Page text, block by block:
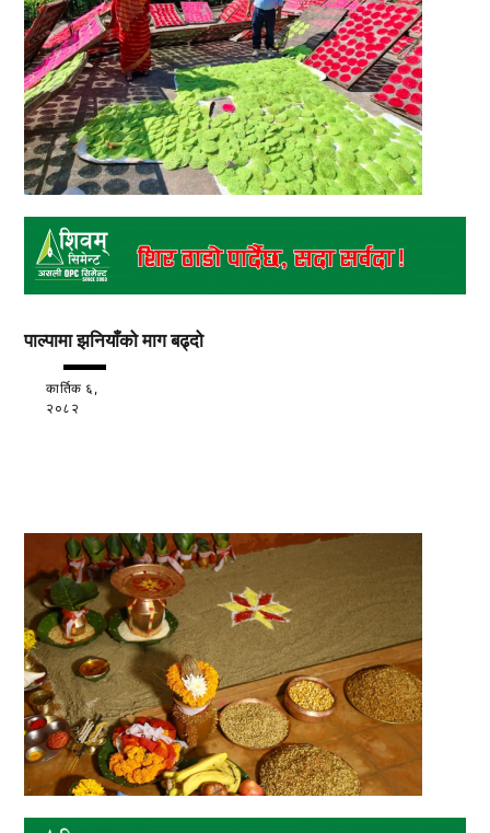
पाल्पामा झनियाँको माग बढ्दो
कार्तिक ६,
२०८२